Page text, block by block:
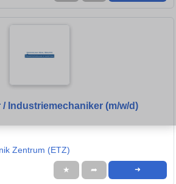
Industriemechaniker (m/w/d)
Zentrum (ETZ)
★ ➦ ➜